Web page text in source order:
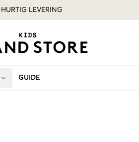
HURTIG LEVERING
GUIDE